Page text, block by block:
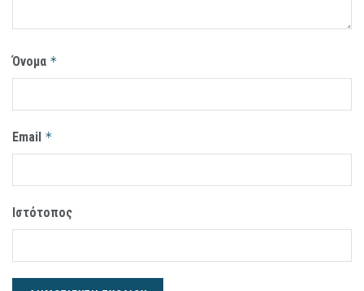
Όνομα *
Email *
Ιστότοπος